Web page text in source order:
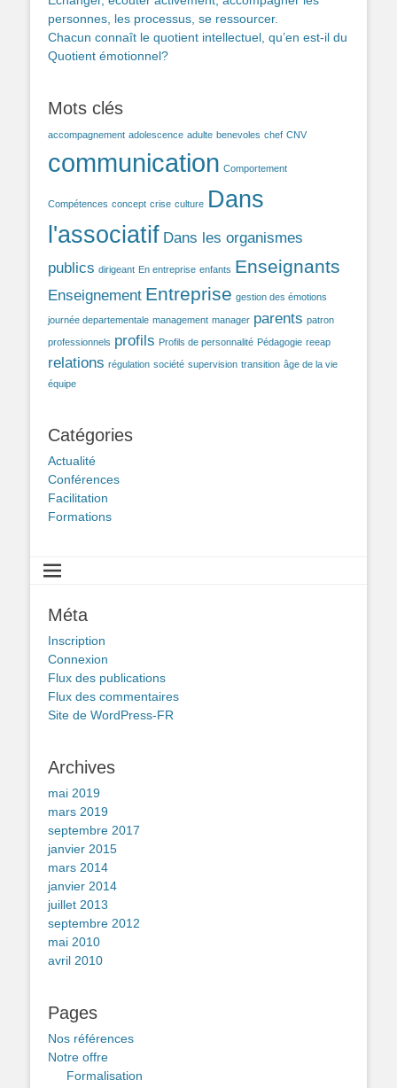
personnes, les processus, se ressourcer.
Chacun connaît le quotient intellectuel, qu’en est-il du
Quotient émotionnel?
Mots clés
accompagnement adolescence adulte benevoles chef CNV
communication Comportement
Compétences concept crise culture Dans
l'associatif Dans les organismes
publics dirigeant En entreprise enfants Enseignants
Enseignement Entreprise gestion des émotions
journée departementale management manager parents patron
professionnels profils Profils de personnalité Pédagogie reeap
relations régulation société supervision transition âge de la vie
équipe
Catégories
Actualité
Conférences
Facilitation
Formations
Méta
Inscription
Connexion
Flux des publications
Flux des commentaires
Site de WordPress-FR
Archives
mai 2019
mars 2019
septembre 2017
janvier 2015
mars 2014
janvier 2014
juillet 2013
septembre 2012
mai 2010
avril 2010
Pages
Nos références
Notre offre
Formalisation